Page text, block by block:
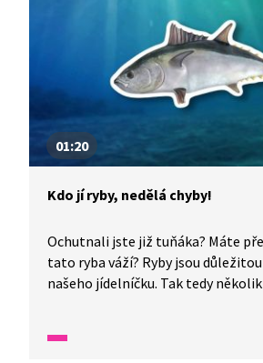
01:20
Kdo jí ryby, nedělá chyby!
Ochutnali jste již tuňáka? Máte
tato ryba váží? Ryby jsou
našeho jídelníčku. Tak tedy